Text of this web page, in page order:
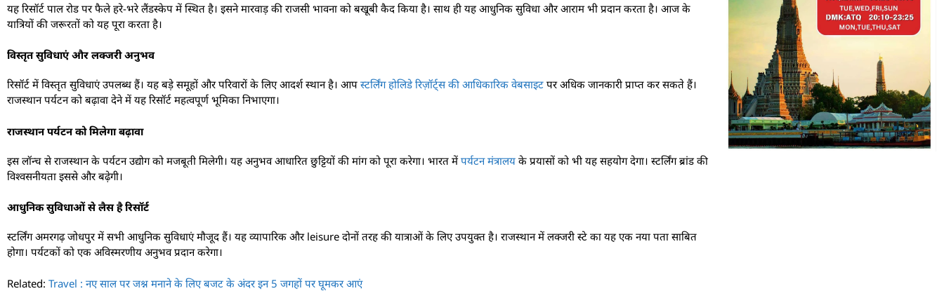
यह रिसॉर्ट पाल रोड पर फैले हरे-भरे लैंडस्केप में स्थित है। इसने मारवाड़ की राजसी भावना को बखूबी कैद किया है। साथ ही यह आधुनिक सुविधा और आराम भी प्रदान करता है। आज के
यात्रियों की जरूरतों को यह पूरा करता है।
विस्तृत सुविधाएं और लक्जरी अनुभव
रिसॉर्ट में विस्तृत सुविधाएं उपलब्ध हैं। यह बड़े समूहों और परिवारों के लिए आदर्श स्थान है। आप स्टर्लिंग होलिडे रिज़ॉर्ट्स की आधिकारिक वेबसाइट पर अधिक जानकारी प्राप्त कर सकते हैं।
राजस्थान पर्यटन को बढ़ावा देने में यह रिसॉर्ट महत्वपूर्ण भूमिका निभाएगा।
राजस्थान पर्यटन को मिलेगा बढ़ावा
इस लॉन्च से राजस्थान के पर्यटन उद्योग को मजबूती मिलेगी। यह अनुभव आधारित छुट्टियों की मांग को पूरा करेगा। भारत मेंपर्यटन मंत्रालय के प्रयासों को भी यह सहयोग देगा। स्टर्लिंग ब्रांड की
विश्वसनीयता इससे और बढ़ेगी।
आधुनिक सुविधाओं से लैस है रिसॉर्ट
स्टर्लिंग अमरगढ़ जोधपुर में सभी आधुनिक सुविधाएं मौजूद हैं। यह व्यापारिक और leisure दोनों तरह की यात्राओं के लिए उपयुक्त है। राजस्थान में लक्जरी स्टे का यह एक नया पता साबित
होगा। पर्यटकों को एक अविस्मरणीय अनुभव प्रदान करेगा।
Related: Travel : नए साल पर जश्न मनाने के लिए बजट के अंदर इन 5 जगहों पर घूमकर आएं